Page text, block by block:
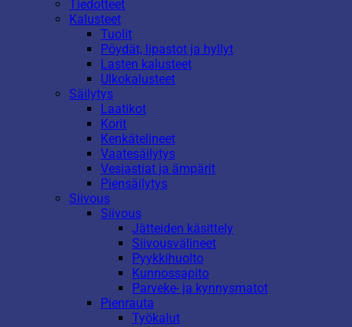
Tiedotteet
Kalusteet
Tuolit
Pöydät, lipastot ja hyllyt
Lasten kalusteet
Ulkokalusteet
Säilytys
Laatikot
Korit
Kenkätelineet
Vaatesäilytys
Vesiastiat ja ämpärit
Piensäilytys
Siivous
Siivous
Jätteiden käsittely
Siivousvälineet
Pyykkihuolto
Kunnossapito
Parveke- ja kynnysmatot
Pienrauta
Työkalut